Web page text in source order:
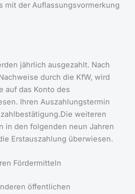
mit der Auflassungsvormerkung
jährlich ausgezahlt. Nach
durch die KfW, wird
auf das Konto des
Ihren Auszahlungstermin
weiteren
in den folgenden neun Jahren
Erstauszahlung überwiesen.
Fördermitteln
öffentlichen